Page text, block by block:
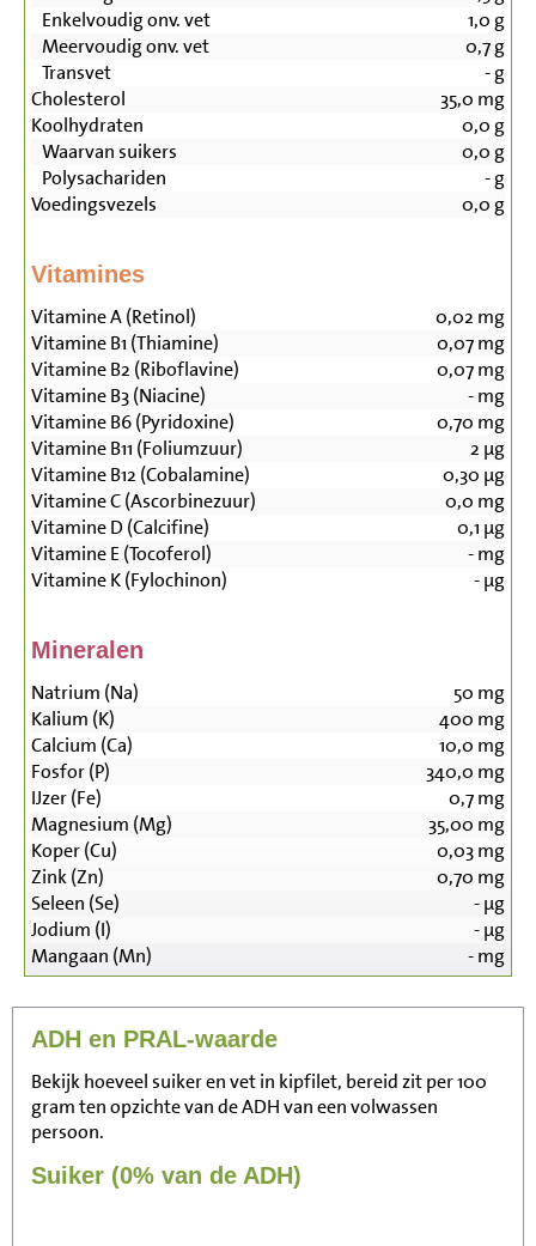
Enkelvoudig onv. vet
1,0 g
Meervoudig onv. vet
0,7g
Transvet
-g
Cholesterol
35,0 mg
Koolhydraten
0,0 g
Waarvan suikers
0,0 g
Polysachariden
-g
Voedingsvezels
0,0 g
Vitamines
Vitamine A (Retinol) 0,02 mg
Vitamine B1 (Thiamine)
0,07mg
Vitamine B2 (Riboflavine)
0,07mg
Vitamine B3 (Niacine)
-mg
Vitamine B6 (Pyridoxine)
0,70 mg
Vitamine B11 (Foliumzuur)
2 µg
Vitamine B12 (Cobalamine)
0,30 µg
Vitamine C (Ascorbinezuur)
0,0 mg
Vitamine D (Calcifine)
0,1 µg
Vitamine E (Tocoferol)
-mg
Vitamine K (Fylochinon)
-µg
Mineralen
Natrium (Na) 50 mg
Kalium (K)
400 mg
Calcium (Ca)
10,0 mg
Fosfor (P)
340,0 mg
IJzer (Fe)
0,7mg
Magnesium (Mg)
35,00 mg
Koper (Cu)
0,03mg
Zink (Zn)
0,70 mg
Seleen (Se)
-µg
Jodium (I)
-µg
Mangaan (Mn)
-mg
ADH en PRAL-waarde
Bekijk hoeveel suiker en vet in kipfilet, bereid zit per 100
gram ten opzichte van de ADH van een volwassen
persoon.
Suiker (0% van de ADH)